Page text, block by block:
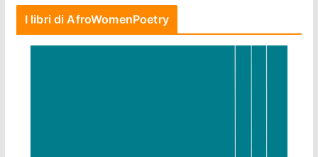
I libri di AfroWomenPoetry